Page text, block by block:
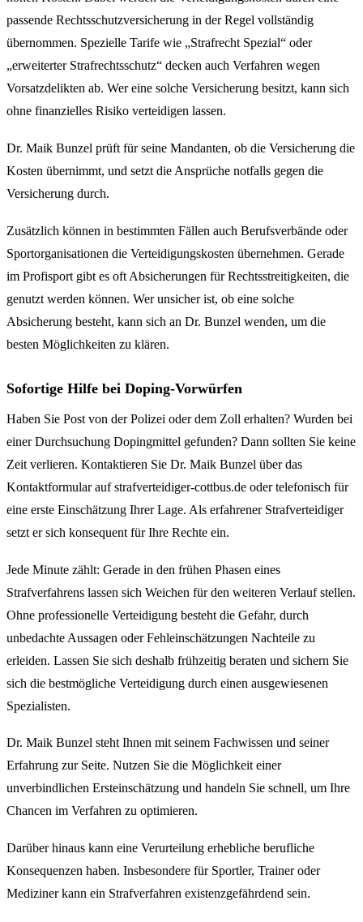
passende Rechtsschutzversicherung in der Regel vollständig
übernommen. Spezielle Tarife wie „Strafrecht Spezial“ oder
„erweiterter Strafrechtsschutz“ decken auch Verfahren wegen
Vorsatzdelikten ab. Wer eine solche Versicherung besitzt, kann sich
ohne finanzielles Risiko verteidigen lassen.
Dr. Maik Bunzel prüft für seine Mandanten, ob die Versicherung die
Kosten übernimmt, und setzt die Ansprüche notfalls gegen die
Versicherung durch.
Zusätzlich können in bestimmten Fällen auch Berufsverbände oder
Sportorganisationen die Verteidigungskosten übernehmen. Gerade
im Profisport gibt es oft Absicherungen für Rechtsstreitigkeiten, die
genutzt werden können. Wer unsicher ist, ob eine solche
Absicherung besteht, kann sich an Dr. Bunzel wenden, um die
besten Möglichkeiten zu klären.
Sofortige Hilfe bei Doping-Vorwürfen
Haben Sie Post von der Polizei oder dem Zoll erhalten? Wurden bei
einer Durchsuchung Dopingmittel gefunden? Dann sollten Sie keine
Zeit verlieren. Kontaktieren Sie Dr. Maik Bunzel über das
Kontaktformular auf strafverteidiger-cottbus.de oder telefonisch für
eine erste Einschätzung Ihrer Lage. Als erfahrener Strafverteidiger
setzt er sich konsequent für Ihre Rechte ein.
Jede Minute zählt: Gerade in den frühen Phasen eines
Strafverfahrens lassen sich Weichen für den weiteren Verlauf stellen.
Ohne professionelle Verteidigung besteht die Gefahr, durch
unbedachte Aussagen oder Fehleinschätzungen Nachteile zu
erleiden. Lassen Sie sich deshalb frühzeitig beraten und sichern Sie
sich die bestmögliche Verteidigung durch einen ausgewiesenen
Spezialisten.
Dr. Maik Bunzel steht Ihnen mit seinem Fachwissen und seiner
Erfahrung zur Seite. Nutzen Sie die Möglichkeit einer
unverbindlichen Ersteinschätzung und handeln Sie schnell, um Ihre
Chancen im Verfahren zu optimieren.
Darüber hinaus kann eine Verurteilung erhebliche berufliche
Konsequenzen haben. Insbesondere für Sportler, Trainer oder
Mediziner kann ein Strafverfahren existenzgefährdend sein.